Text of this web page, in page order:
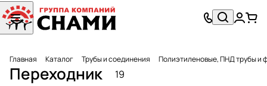
Главная Каталог Трубы и соединения Полиэтиленовые, ПНД трубы и
Переходник 19